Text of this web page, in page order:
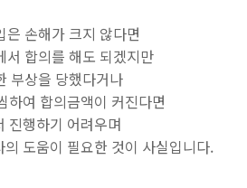
은 손해가 크지 않다면
서 합의를 해도 되겠지만
부상을 당했다거나
하여 합의금액이 커진다면
진행하기 어려우며
도움이 필요한 것이 사실입니다.